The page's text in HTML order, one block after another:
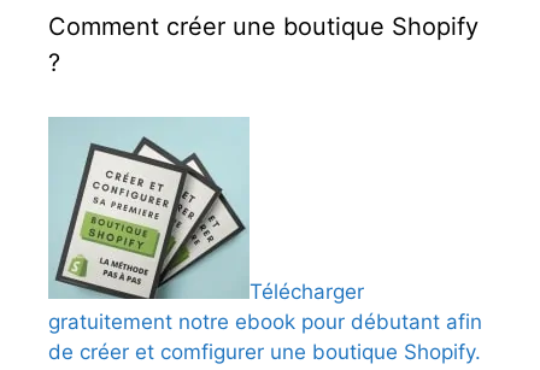
Comment créer une boutique Shopify
?
Télécharger
gratuitement notre ebook pour débutant afin
de créer et comfigurer une boutique Shopify.